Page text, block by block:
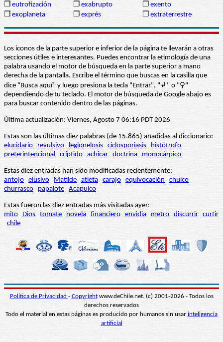
❒ eutrofización ❒ exabrupto ❒ exento
❒ exoplaneta ❒ exprés ❒ extraterrestre
Los iconos de la parte superior e inferior de la página te llevarán a otras
secciones útiles e interesantes. Puedes encontrar la etimología de una
palabra usando el motor de búsqueda en la parte superior a mano
derecha de la pantalla. Escribe el término que buscas en la casilla que
dice “Busca aquí” y luego presiona la tecla "Entrar", "↲" o "⚲"
dependiendo de tu teclado. El motor de búsqueda de Google abajo es
para buscar contenido dentro de las páginas.
Última actualización: Viernes, Agosto 7 06:16 PDT 2026
Estas son las últimas diez palabras (de 15.865) añadidas al diccionario:
elucidario
revulsivo legionelosis ciclosporiasis
histótrofo
preterintencional
críptido achicar doctrina monocárpico
Estas diez entradas han sido modificadas recientemente:
antojo elusivo Matilde atleta carajo equivocación
chuico
churrasco
papalote Acapulco
Estas fueron las diez entradas más visitadas ayer:
mito
Dios tomate novela financiero envidia metro discurrir curtir
chile
Política de Privacidad - Copyrightwww.deChile.net. (c) 2001-2026 - Todos los
derechos reservados
Todo el material en estas páginas es producido por humanos sin usar inteligencia
artificial